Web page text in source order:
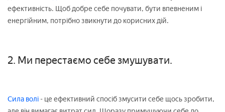
ефективність. Щоб добре себе почувати, бути впевненим і
енергійним, потрібно звикнути до корисних дій.
2. Ми перестаємо себе змушувати.
Сила волі - це ефективний спосіб змусити себе щось зробити,